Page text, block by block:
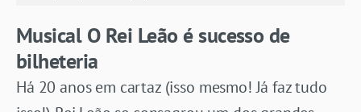
Musical O Rei Leão é sucesso de
bilheteria
Há 20 anos em cartaz (isso mesmo! Já faz tudo